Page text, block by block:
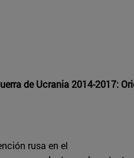
de Ucrania 2014-2017:
rusa en el